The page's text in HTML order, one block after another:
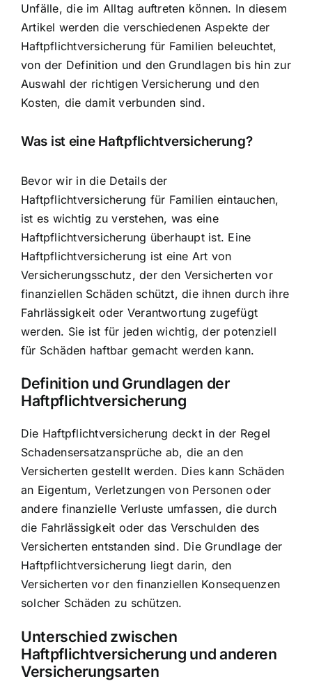
Unfälle, die im Alltag auftreten können. In diesem
Artikel werden die verschiedenen Aspekte der
Haftpflichtversicherung für Familien beleuchtet,
von der Definition und den Grundlagen bis hin zur
Auswahl der richtigen Versicherung und den
Kosten, die damit verbunden sind.
Was ist eine Haftpflichtversicherung?
Bevor wir in die Details der
Haftpflichtversicherung für Familien eintauchen,
ist es wichtig zu verstehen, was eine
Haftpflichtversicherung überhaupt ist. Eine
Haftpflichtversicherung ist eine Art von
Versicherungsschutz, der den Versicherten vor
finanziellen Schäden schützt, die ihnen durch ihre
Fahrlässigkeit oder Verantwortung zugefügt
werden. Sie ist für jeden wichtig, der potenziell
für Schäden haftbar gemacht werden kann.
Definition und Grundlagen der
Haftpflichtversicherung
Die Haftpflichtversicherung deckt in der Regel
Schadensersatzansprüche ab, die an den
Versicherten gestellt werden. Dies kann Schäden
an Eigentum, Verletzungen von Personen oder
andere finanzielle Verluste umfassen, die durch
die Fahrlässigkeit oder das Verschulden des
Versicherten entstanden sind. Die Grundlage der
Haftpflichtversicherung liegt darin, den
Versicherten vor den finanziellen Konsequenzen
solcher Schäden zu schützen.
Unterschied zwischen
Haftpflichtversicherung und anderen
Versicherungsarten